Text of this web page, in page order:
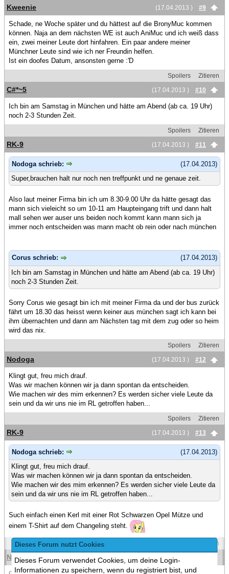
Dieses Forum nutzt Cookies
Dieses Forum verwendet Cookies, um deine Login-
Informationen zu speichern, wenn du registriert bist, und
(17.04.2013 )
#9
Kweenie
Schade, ne Woche später und du hättest auf die BronyMuc kommen
können. Naja an dem nächsten WE ist auch AniMuc und ich weiß dass
ein, zwei meiner Leute dort hinfahren. Ein paar andere meiner
Münchner Leute sind wie ich ner Freundin helfen.
Ist ein doofes Datum, ansonsten gerne :'D
Spoilers
Zitieren
(17.04.2013 )
#10
C#*~5
Ich bin am Samstag in München und hätte am Abend (ab ca. 19 Uhr)
noch 2-3 Stunden Zeit.
Spoilers
Zitieren
(17.04.2013 )
#11
RK-9
(17.04.2013)
Nodoga schrieb:
Super,brauchen halt nur noch nen treffpunkt und ne genaue zeit.
Also laut meiner Firma bin ich um 8.30-9.00 Uhr da hätte gesagt das
mann sich vieleicht so um 10-11 am Haupteingang trift und dann halt
mall sehen wer auser uns beiden noch kommt kann mann sich ja
immer noch entscheiden was mann macht ob rein oder nach münchen
(17.04.2013)
Corus schrieb:
Ich bin am Samstag in München und hätte am Abend (ab ca. 19 Uhr)
noch 2-3 Stunden Zeit.
Sorry Corus wie gesagt bin ich mit meiner Firma da und der bus zurück
fährt um 18.30 das heisst wenn keiner aus münchen sagt ich kann bei
ihm übernachten und dann am Nächsten tag mit dem zug oder so heim
wird das nix.
Spoilers
Zitieren
(17.04.2013 )
#12
Nodoga
Klingt gut, freu mich drauf.
Was wir machen können wir ja dann spontan da entscheiden.
Wie machen wir des mim erkennen? Es werden sicher viele Leute da
sein und da wir uns nie im RL getroffen haben...
Spoilers
Zitieren
(17.04.2013 )
#13
RK-9
(17.04.2013)
Nodoga schrieb:
Klingt gut, freu mich drauf.
Was wir machen können wir ja dann spontan da entscheiden.
Wie machen wir des mim erkennen? Es werden sicher viele Leute da
sein und da wir uns nie im RL getroffen haben...
Such einfach einen Kerl mit einer Rot Schwarzen Opel Mütze und
einem T-Shirt auf dem Changeling steht.
Zitieren
(17.04.2013 )
Nodoga